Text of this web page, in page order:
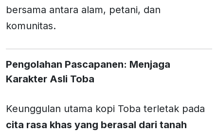
bersama antara alam, petani, dan
komunitas.
Pengolahan Pascapanen: Menjaga
Karakter Asli Toba
Keunggulan utama kopi Toba terletak pada
cita rasa khas yang berasal dari tanah